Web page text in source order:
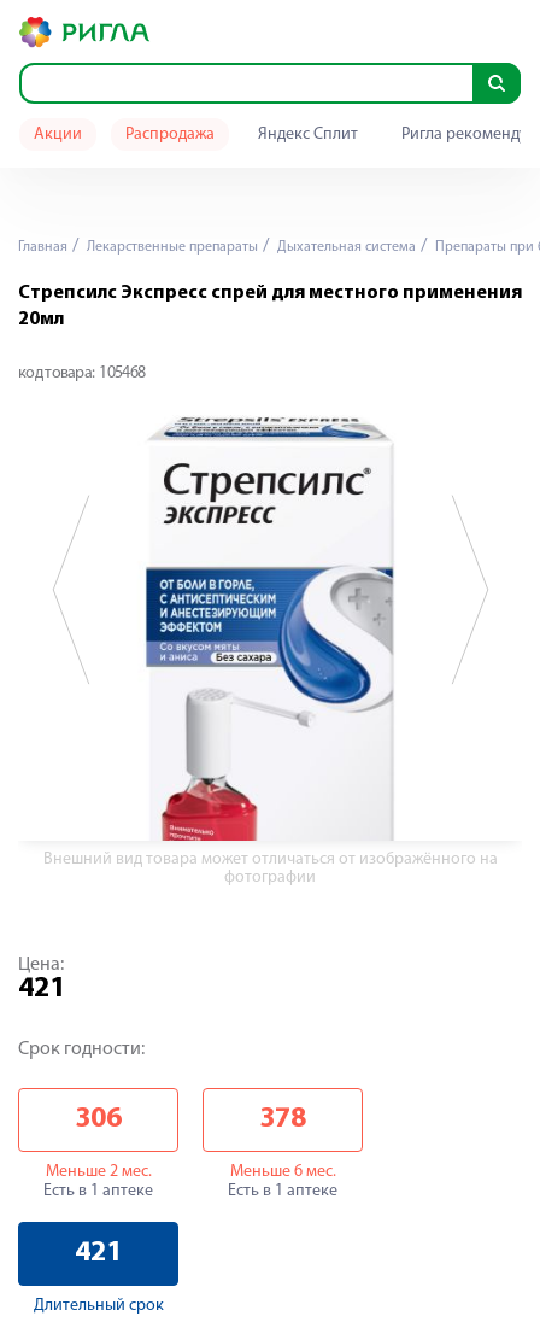
Акции Распродажа Яндекс Сплит Ригла
Главная Лекарственные препараты Дыхательная система Препараты при
Стрепсилс Экспресс спрей для местного применения
20мл
код товара: 105468
Внешний вид товара может отличаться от изображённого на
фотографии
Цена:
421
Срок годности:
306
Меньше 2 мес.
Есть в 1 аптеке
378
Меньше 6 мес.
Есть в 1 аптеке
421
Длительный срок